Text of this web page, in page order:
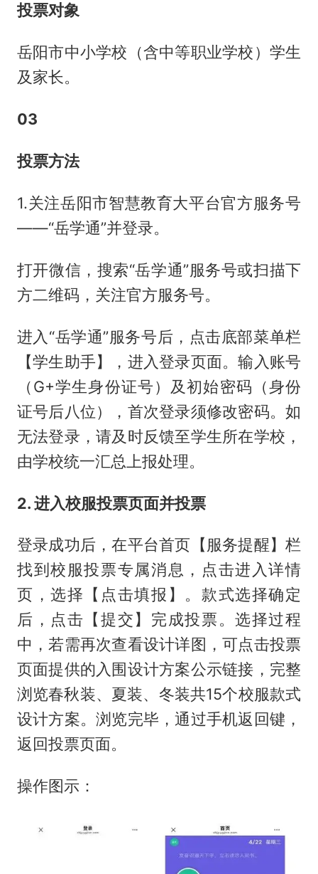
投票对象
岳阳市中小学校（含中等职业学校）学生
及家长。
03
投票方法
1.关注岳阳市智慧教育大平台官方服务号
——“岳学通”并登录。
打开微信，搜索“岳学通”服务号或扫描下
方二维码，关注官方服务号。
进入“岳学通”服务号后，点击底部菜单栏
【学生助手】，进入登录页面。输入账号
（G+学生身份证号）及初始密码（身份
证号后八位），首次登录须修改密码。如
无法登录，请及时反馈至学生所在学校，
由学校统一汇总上报处理。
2. 进入校服投票页面并投票
登录成功后，在平台首页【服务提醒】栏
找到校服投票专属消息，点击进入详情
页，选择【点击填报】。款式选择确定
后，点击【提交】完成投票。选择过程
中，若需再次查看设计详图，可点击投票
页面提供的入围设计方案公示链接，完整
浏览春秋装、夏装、冬装共15个校服款式
设计方案。浏览完毕，通过手机返回键，
返回投票页面。
操作图示：